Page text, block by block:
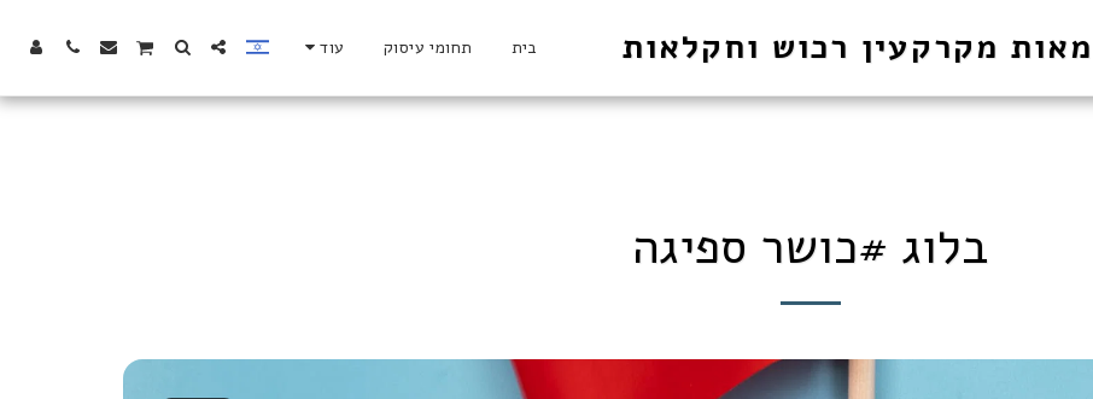
מקרקעין רכוש וחקלאות בית תחומי עיסוק עוד
בלוג #כושר ספיגה